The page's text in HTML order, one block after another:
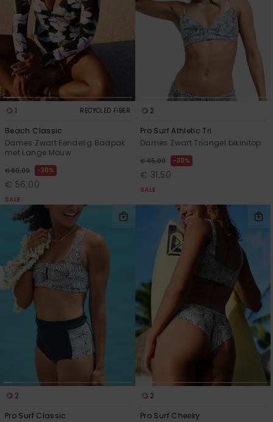
1 RECYCLED FIBER
Beach Classic
Dames Zwart Eendelig Badpak
met Lange Mouw
€ 80,00 30%
€ 56,00
SALE
2
Pro Surf Athletic Tri
Dames Zwart Triangel bikinitop
€ 45,00 30%
€ 31,50
SALE
2
Pro Surf Classic
2
Pro Surf Cheeky